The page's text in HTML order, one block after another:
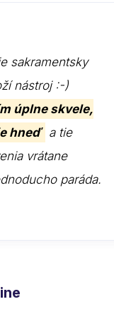
sakramentsky
nástroj :-)
úplne skvele,
hneď
a tie
vrátane
paráda.